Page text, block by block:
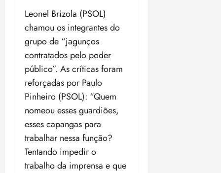
Leonel Brizola (PSOL)
chamou os integrantes do
grupo de “jagunços
contratados pelo poder
público”. As críticas foram
reforçadas por Paulo
Pinheiro (PSOL): “Quem
nomeou esses guardiões,
esses capangas para
trabalhar nessa função?
Tentando impedir o
trabalho da imprensa e que